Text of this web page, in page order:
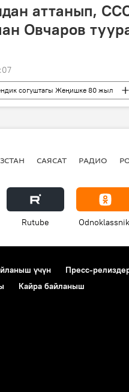
аттанып,
Овчаров
согуштагы Жеңишке 80 жыл
эрдик командир
САЯСАТ РАДИО
Rutube
үчүн Пресс-
Кайра байланыш